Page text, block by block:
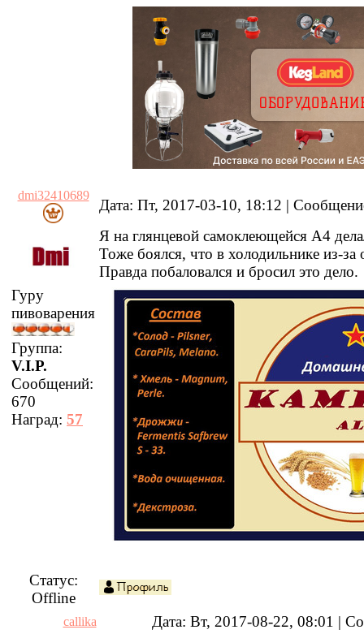
dmi32410689
Дата: Пт, 2017-03-10, 18:12 |
Гуру
пивоварения
Группа:
V.I.P.
Сообщений:
670
Наград: 57
Я на глянцевой самоклеющейся А4
Тоже боялся, что в холодильнике из-за
Правда побаловался и бросил это дело.
Статус:
Offline
callika
Дата: Вт, 2017-08-22, 08:01 |